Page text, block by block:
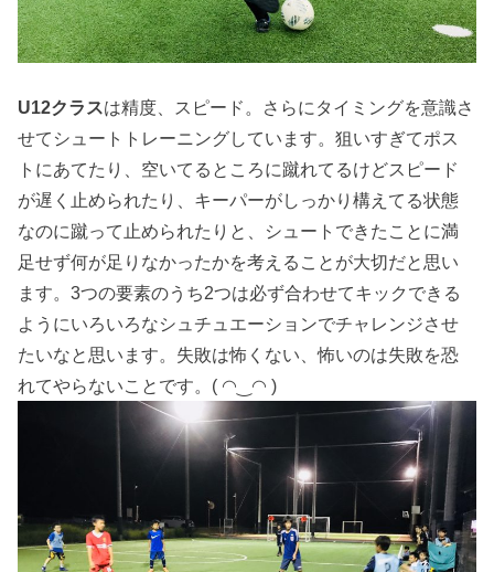
U12クラスは精度、スピード。さらにタイミングを意識さ
せてシュートトレーニングしています。狙いすぎてポス
トにあてたり、空いてるところに蹴れてるけどスピード
が遅く止められたり、キーパーがしっかり構えてる状態
なのに蹴って止められたりと、シュートできたことに満
足せず何が足りなかったかを考えることが大切だと思い
ます。3つの要素のうち2つは必ず合わせてキックできる
ようにいろいろなシュチュエーションでチャレンジさせ
たいなと思います。失敗は怖くない、怖いのは失敗を恐
れてやらないことです。( ◠‿◠ )